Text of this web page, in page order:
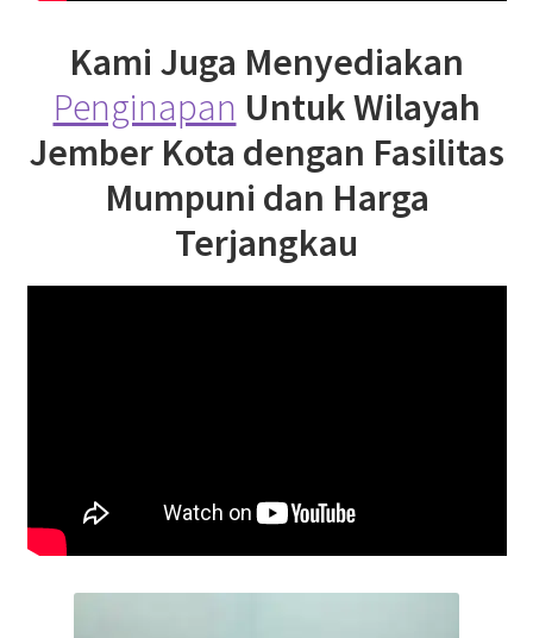
Kami Juga Menyediakan
Penginapan Untuk Wilayah
Jember Kota dengan Fasilitas
Mumpuni dan Harga
Terjangkau